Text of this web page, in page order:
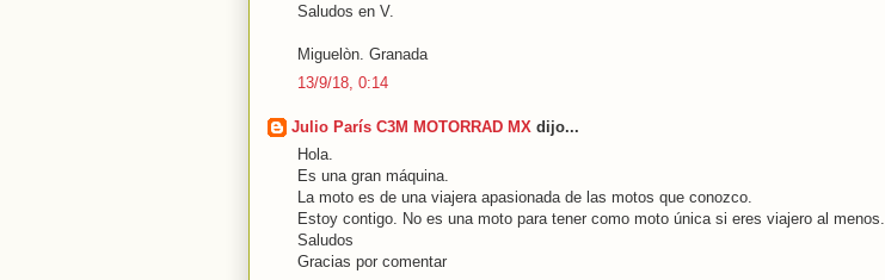
Saludos en V.
Miguelòn. Granada
13/9/18, 0:14
Julio París C3M MOTORRAD MX dijo...
Hola.
Es una gran máquina.
La moto es de una viajera apasionada de las motos que conozco.
Estoy contigo. No es una moto para tener como moto única si eres viajero al menos.
Saludos
Gracias por comentar